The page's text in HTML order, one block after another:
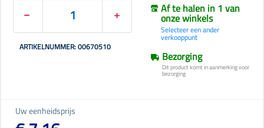
ARTIKELNUMMER: 00670510
Af te halen in 1 van
onze winkels
Selecteer een ander
verkooppunt
Bezorging
Dit product komt in aanmerking voor
bezorging
Uw eenheidsprijs